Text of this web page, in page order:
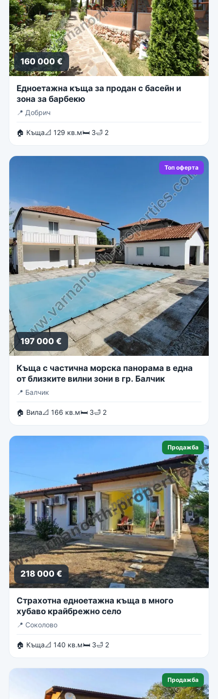
160 000 €
Едноетажна къща за продан с басейн и
зона за барбекю
📍 Добрич
🏠 Къща📐 129 кв.м🛏 3🛁 2
Топ оферта
197 000 €
Къща с частична морска панорама в една
от близките вилни зони в гр. Балчик
📍 Балчик
🏠 Вила📐 166 кв.м🛏 3🛁 2
Продажба
218 000 €
Страхотна едноетажна къща в много
хубаво крайбрежно село
📍 Соколово
🏠 Къща📐 140 кв.м🛏 3🛁 2
Продажба